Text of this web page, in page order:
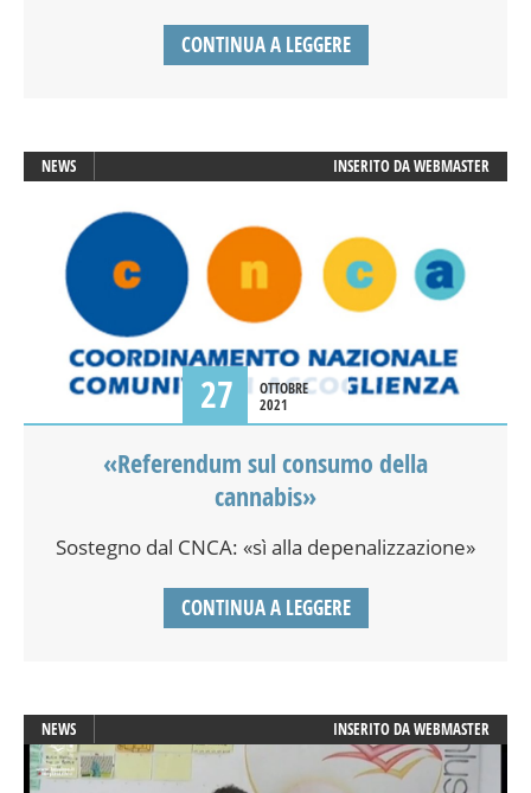
CONTINUA A LEGGERE
NEWS INSERITO DAWEBMASTER
27
OTTOBRE
2021
«Referendum sul consumo della
cannabis»
Sostegno dal CNCA: «sì alla depenalizzazione»
CONTINUA A LEGGERE
NEWS INSERITO DAWEBMASTER